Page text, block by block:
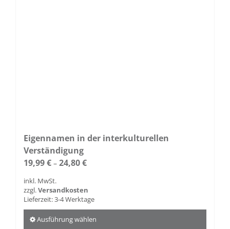
Eigennamen in der interkulturellen
Verständigung
19,99€ – 24,80€
inkl. MwSt.
zzgl.Versandkosten
Lieferzeit:3-4 Werktage
Ausführung wählen